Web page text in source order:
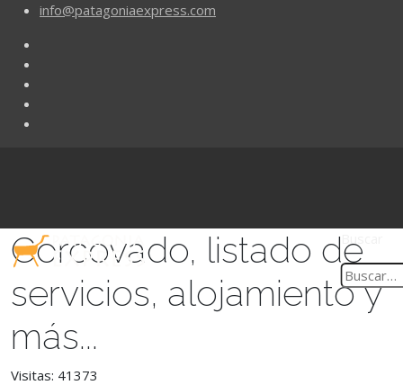
info@patagoniaexpress.com
Corcovado, listado de
servicios, alojamiento y
más...
Visitas: 41373